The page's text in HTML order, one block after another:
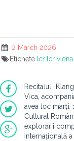
2 March 2026
Etichete Icr Icr viena
Recitalul
Vica,
avea loc marți,
Cultural
explorării
Internațională